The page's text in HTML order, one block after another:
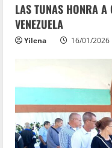
LAS TUNAS HONRA A
VENEZUELA
Yilena 16/01/2026